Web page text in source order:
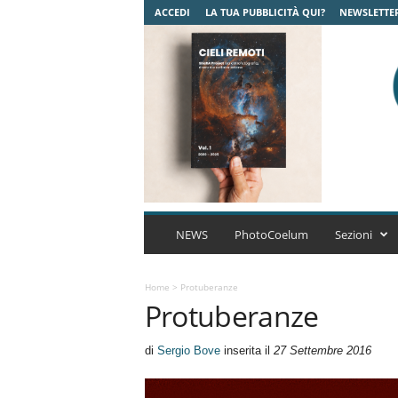
ACCEDI LA TUA PUBBLICITÀ QUI?
C
r
NEWS PhotoCoelum Sezioni
Home > Protuberanze
Protuberanze
di Sergio Boveinserita il 27 Settembre 2016